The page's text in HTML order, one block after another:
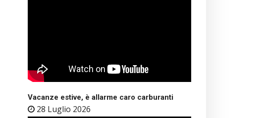
Vacanze estive, è allarme caro carburanti
28 Luglio 2026